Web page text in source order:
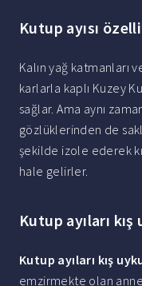
Kutup ayısı
Kalın yağ katmanları
karlarla kaplı Kuzey
sağlar. Ama aynı
gözlüklerinden de
şekilde izole ederek
hale gelirler.
Kutup ayıları
Kutup ayıları kış
emzirmekte olan